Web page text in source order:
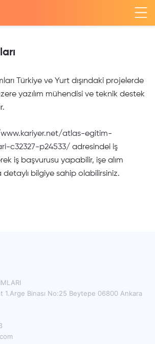
Türkiye ve Yurt dışındaki projelerde
yazılım mühendisi ve teknik destek
atlas-egitim-
c32327-p24533/ adresindei iş
iş başvurusu yapabilir, işe alım
detaylı bilgiye sahip olabilirsiniz.
1.Arge Binası No:25 Beytepe 06800 Ankara